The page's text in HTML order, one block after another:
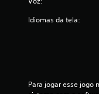
Idiomas da tela:
Para jogar esse jogo